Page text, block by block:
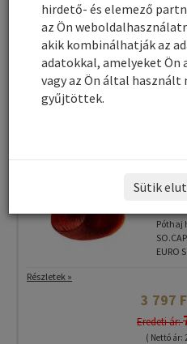
Rendezés - Gyártók
red/
Póthaj
EURO
Részletek »
3 797
Eredeti ár:
( Nettó ár:
hirdető- és elemező
az Ön
akik kombinálhatják az
adatokkal, amelyeket Ön
vagy az Ön által
gyűjtöttek.
Sütik